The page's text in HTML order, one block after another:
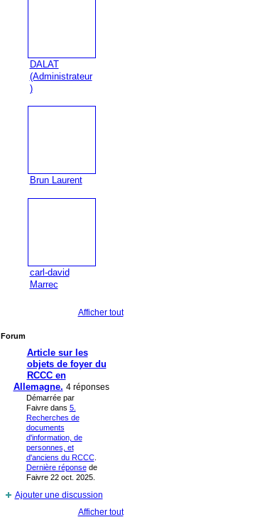
DALAT
(Administrateur
)
Brun Laurent
carl-david
Marrec
Afficher tout
Forum
Article sur les
objets de foyer du
RCCC en
Allemagne. 4 réponses
Démarrée par
Faivre dans 5.
Recherches de
documents
d'information, de
personnes, et
d'anciens du RCCC.
Dernière réponsede
Faivre 22 oct. 2025.
Ajouter une discussion
Afficher tout